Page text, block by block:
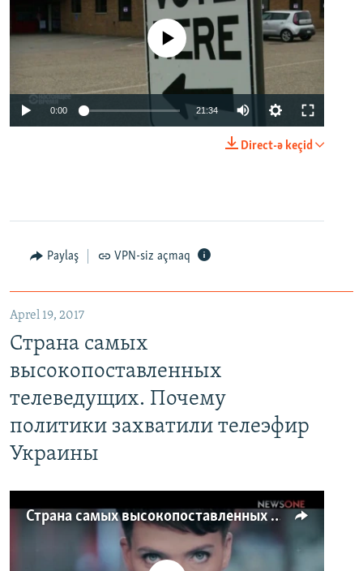
No media source currently available
0:00 21:34
Direct-ə keçid
Paylaş VPN-siz açmaq
Aprel 19, 2017
Страна самых
высокопоставленных
телеведущих. Почему
политики захватили телеэфир
Украины
Страна самых высокопоставленных телеведущих. Почему политики захватили телеэфир Украины